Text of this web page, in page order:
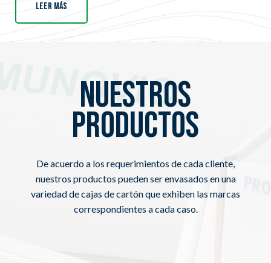
Leer más
nuestros
productos
De acuerdo a los requerimientos de cada cliente,
nuestros productos pueden ser envasados en una
variedad de cajas de cartón que exhiben las marcas
correspondientes a cada caso.